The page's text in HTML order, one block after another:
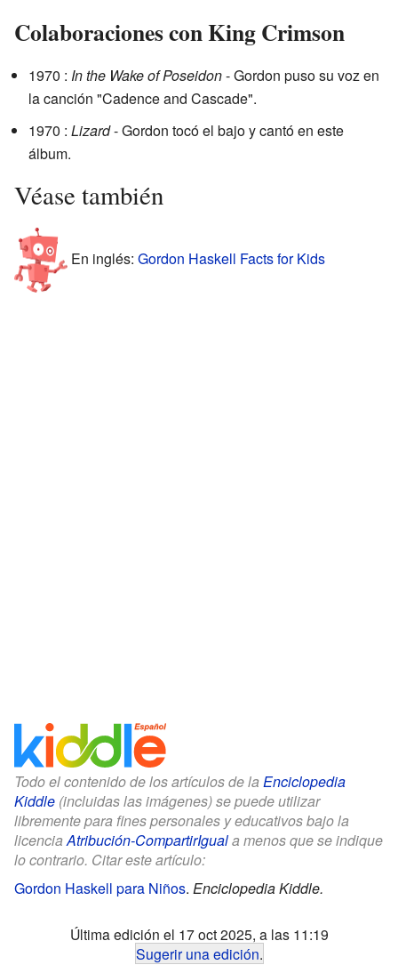
Colaboraciones con King Crimson
1970 : In the Wake of Poseidon- Gordon puso su voz en
la canción "Cadence and Cascade".
1970 : Lizard- Gordon tocó el bajo y cantó en este
álbum.
Véase también
En inglés: Gordon Haskell Facts for Kids
Todo el contenido de los artículos de la Enciclopedia
Kiddle (incluidas las imágenes) se puede utilizar
libremente para fines personales y educativos bajo la
licenciaAtribución-CompartirIguala menos que se indique
lo contrario. Citar este artículo:
Gordon Haskell para Niños. Enciclopedia Kiddle.
Última edición el 17 oct 2025, a las 11:19
Sugerir una edición.